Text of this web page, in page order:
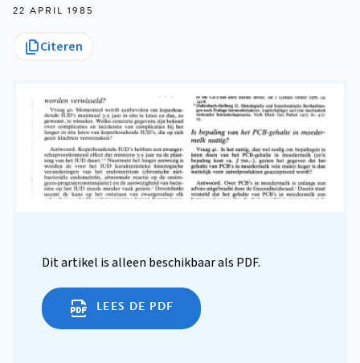
22 APRIL 1985
Citeren
Dit artikel is alleen beschikbaar als PDF.
LEES DE PDF